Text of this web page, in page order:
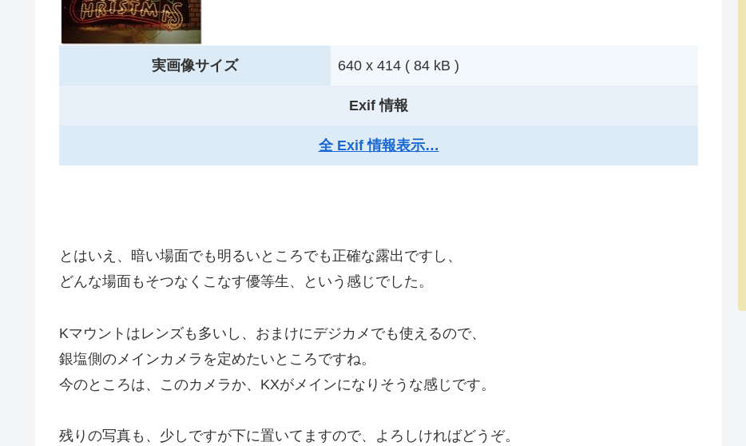
実画像サイズ 640 x 414 ( 84 kB )
Exif 情報
全 Exif 情報表示…
とはいえ、暗い場面でも明るいところでも正確な露出ですし、
どんな場面もそつなくこなす優等生、という感じでした。
Kマウントはレンズも多いし、おまけにデジカメでも使えるので、
銀塩側のメインカメラを定めたいところですね。
今のところは、このカメラか、KXがメインになりそうな感じです。
残りの写真も、少しですが下に置いてますので、よろしければどうぞ。